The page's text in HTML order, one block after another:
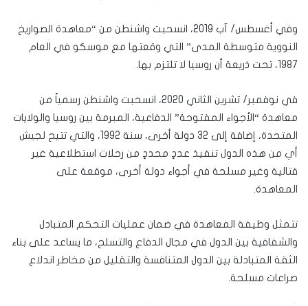
وفي أغسطس/ آب 2019، انسحبت واشنطن من “معاهدة الصواريخ
النووية متوسطة المدى” التي وقعتها مع موسكو في العام
1987، تحت ذريعة أن روسيا لا تلتزم بها.
في نوفمبر/ تشرين الثاني 2020، انسحبت واشنطن رسمياً من
معاهدة “الأجواء المفتوحة” الدفاعية، المبرمة بين روسيا والولايات
المتحدة، إضافة إلى 32 دولة أخرى، سنة 1992، والتي تتيح لجيش
أي من هذه الدول تنفيذ عددٍ محددٍ من رحلات استطلاعية غير
قتالية وغير مسلحة في أجواء دولة أخرى، موقعة على
المعاهدة.
تتمثل وظيفة المعاهدة في ضمان عمليات التحكم المتبادل
والشفافية بين الدول في مجال الدفاع والتسلح، ما يساعد على بناء
الثقة المتبادلة بين الدول المتنافسة والتقليل من مخاطر اندلاع
صراعات مسلحة.